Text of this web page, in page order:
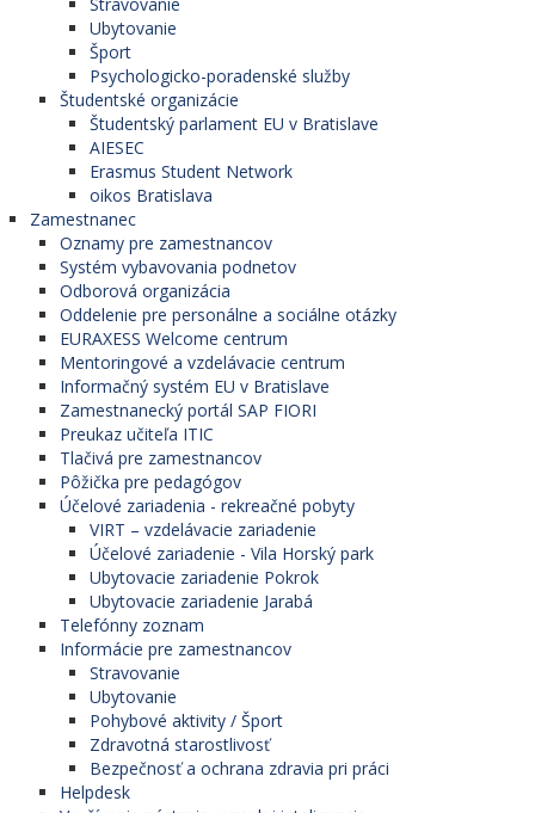
Ubytovanie
Šport
Psychologicko-poradenské služby
Študentské organizácie
Študentský parlament EU v Bratislave
AIESEC
Erasmus Student Network
oikos Bratislava
Zamestnanec
Oznamy pre zamestnancov
Systém vybavovania podnetov
Odborová organizácia
Oddelenie pre personálne a sociálne otázky
EURAXESS Welcome centrum
Mentoringové a vzdelávacie centrum
Informačný systém EU v Bratislave
Zamestnanecký portál SAP FIORI
Preukaz učiteľa ITIC
Tlačivá pre zamestnancov
Pôžička pre pedagógov
Účelové zariadenia - rekreačné pobyty
VIRT – vzdelávacie zariadenie
Účelové zariadenie - Vila Horský park
Ubytovacie zariadenie Pokrok
Ubytovacie zariadenie Jarabá
Telefónny zoznam
Informácie pre zamestnancov
Stravovanie
Ubytovanie
Pohybové aktivity / Šport
Zdravotná starostlivosť
Bezpečnosť a ochrana zdravia pri práci
Helpdesk